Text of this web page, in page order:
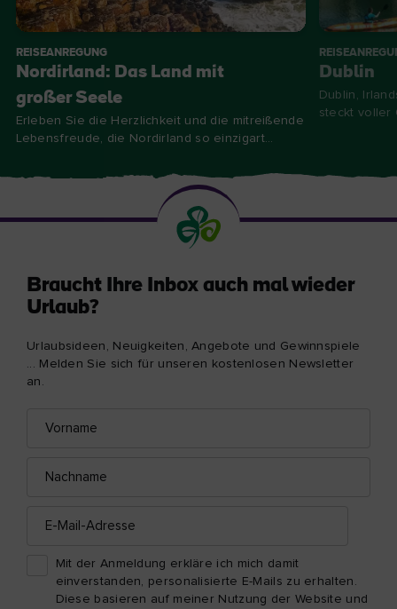
REISEANREGUNG
Nordirland: Das Land mit
großer Seele
Erleben Sie die Herzlichkeit und die mitreißende
Lebensfreude, die Nordirland so einzigart...
Dublin
Dublin,
steckt voller
Braucht Ihre Inbox auch mal wieder
Urlaub?
Urlaubsideen, Neuigkeiten, Angebote und Gewinnspiele
... Melden Sie sich für unseren kostenlosen Newsletter
an.
Mail-
Mail-
Mit der Anmeldung erkläre ich mich damit
einverstanden, personalisierte E-Mails zu erhalten.
Diese basieren auf meiner Nutzung der Website und